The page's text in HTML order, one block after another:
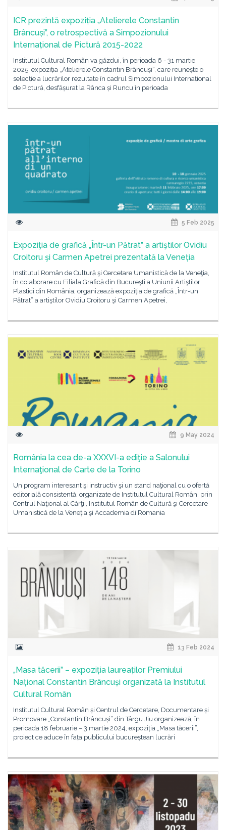
ICR prezintă expoziția „Atelierele Constantin
Brâncuși”, o retrospectivă a Simpozionului
Internațional de Pictură 2015-2022
Institutul Cultural Român va găzdui, în perioada 6 - 31 martie
2025, expoziția „Atelierele Constantin Brâncușiˮ, care reunește o
selecție a lucrărilor rezultate în cadrul Simpozionului Internațional
de Pictură, desfășurat la Rânca și Runcu în perioada
5 Feb 2025
Expoziţia de grafică „Într-un Pătrat” a artiştilor Ovidiu
Croitoru şi Carmen Apetrei prezentată la Veneția
Institutul Român de Cultură şi Cercetare Umanistică de la Veneţia,
în colaborare cu Filiala Grafică din Bucureşti a Uniunii Artiştilor
Plastici din România, organizează expoziţia de grafică „Într-un
Pătrat” a artiştilor Ovidiu Croitoru şi Carmen Apetrei,
9 May 2024
România la cea de-a XXXVI-a ediţie a Salonului
Internaţional de Carte de la Torino
Un program interesant şi instructiv şi un stand naţional cu o ofertă
editorială consistentă, organizate de Institutul Cultural Român, prin
Centrul Naţional al Cărţii, Institutul Român de Cultură şi Cercetare
Umanistică de la Veneţia şi Accademia di Romania
13 Feb 2024
„Masa tăcerii” – expoziția laureaților Premiului
Național Constantin Brâncuși organizată la Institutul
Cultural Român
Institutul Cultural Român și Centrul de Cercetare, Documentare și
Promovare „Constantin Brâncuși” din Târgu Jiu organizează, în
perioada 18 februarie – 3 martie 2024, expoziția „Masa tăcerii”,
proiect ce aduce în fața publicului bucureștean lucrări